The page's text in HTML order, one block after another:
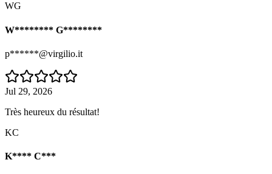
WG
W******** G********
p******@virgilio.it
Jul 29, 2026
Très heureux du résultat!
KC
K**** C***